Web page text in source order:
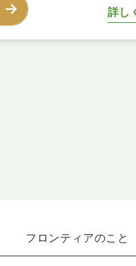
詳し
フロンティアのこと